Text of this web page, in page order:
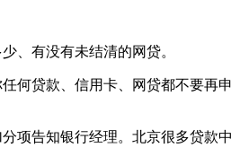
、有没有未结清的网贷。
何贷款、信用卡、网贷都不要再申
项告知银行经理。北京很多贷款中